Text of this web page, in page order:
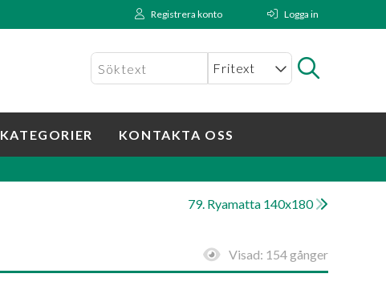
Registrera konto Logga in
KATEGORIER KONTAKTA OSS
79. Ryamatta 140x180
Visad: 154 gånger